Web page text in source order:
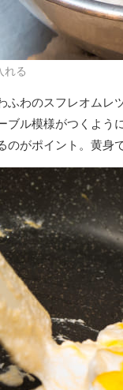
れる
ふわのスフレオムレ
ブル模様がつくよう
のがポイント。黄身